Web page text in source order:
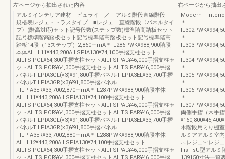
左ページから抽出された内容
アルミインテリア建材 ビュライ ／ アルミ階段直線階段
規格表レジェ・トラスタイプ ■レジェ 直線階段〈パネルタイ
プ〉(階高対応)セット記号段数(ステップ数)標準階高踏板セット
記号標準階高踏板セット記号標準階高踏板セット記号標準階高
踏板14段（13ステップ）2,860mmA＊IL286PWK¥988,900階段
本体AILHI11¥443,200AILSPIA130¥74,100手摺支柱セット
AILTSIPCL¥64,300手摺支柱セットAILTSIPAL¥46,000手摺支柱セ
ットAILTSIPCR¥64,300手摺支柱セットAILTSIPAR¥46,000手摺
パネルTILPIA3GL(×3)¥91,800手摺パネルTILPIA3EL¥33,700手摺
パネルTILPIA3GR(×3)¥91,800手摺パネル
TILPIA3ER¥33,7002,870mmA＊IL287PWK¥988,900階段本体
AILHI11¥443,200AILSPIA131¥74,100手摺支柱セット
AILTSIPCL¥64,300手摺支柱セットAILTSIPAL¥46,000手摺支柱セ
ットAILTSIPCR¥64,300手摺支柱セットAILTSIPAR¥46,000手摺
パネルTILPIA3GL(×3)¥91,800手摺パネルTILPIA3EL¥33,700手摺
パネルTILPIA3GR(×3)¥91,800手摺パネル
TILPIA3ER¥33,7002,880mmA＊IL288PWK¥988,900階段本体
AILHI12¥443,200AILSPIA130¥74,100手摺支柱セット
AILTSIPCL¥64,300手摺支柱セットAILTSIPAL¥46,000手摺支柱セ
ットAILTSIPCR¥64,300手摺支柱セットAILTSIPAR¥46,000手摺
右ページから抽出
Modern interior
＊
＊
＊
＊
＊
＊
両側手摺（木手
木階段用ミり棚
ルミアアルミ室
︵レジェ︶レジ
FisFisU型アルミ
139150寸法一覧